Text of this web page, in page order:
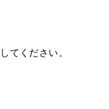
してください。